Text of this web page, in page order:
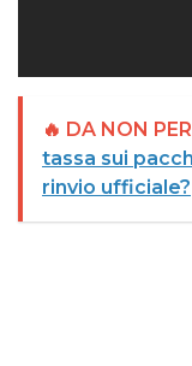
🔥 DA NON
tassa sui
rinvio ufficiale?